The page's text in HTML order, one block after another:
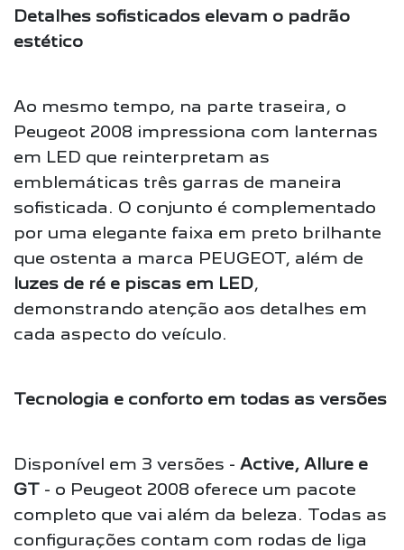
Detalhes sofisticados elevam o padrão
estético
Ao mesmo tempo, na parte traseira, o
Peugeot 2008 impressiona com lanternas
em LED que reinterpretam as
emblemáticas três garras de maneira
sofisticada. O conjunto é complementado
por uma elegante faixa em preto brilhante
que ostenta a marca PEUGEOT, além de
luzes de ré e piscas em LED,
demonstrando atenção aos detalhes em
cada aspecto do veículo.
Tecnologia e conforto em todas as versões
Disponível em 3 versões - Active, Allure e
GT - o Peugeot 2008 oferece um pacote
completo que vai além da beleza. Todas as
configurações contam com rodas de liga